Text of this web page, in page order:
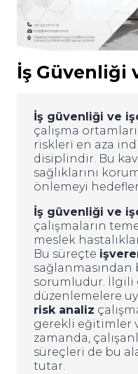
İş Güvenliği
İş güvenliği ve
çalışma
riskleri en aza
disiplindir. Bu
sağlıklarını
önlemeyi
İş güvenliği ve
çalışmaların
meslek
Bu süreçte
sorumludur. İlgili
düzenlemelere
risk analiz
gerekli eğitimler
zamanda,
süreçleri de bu
tutar.